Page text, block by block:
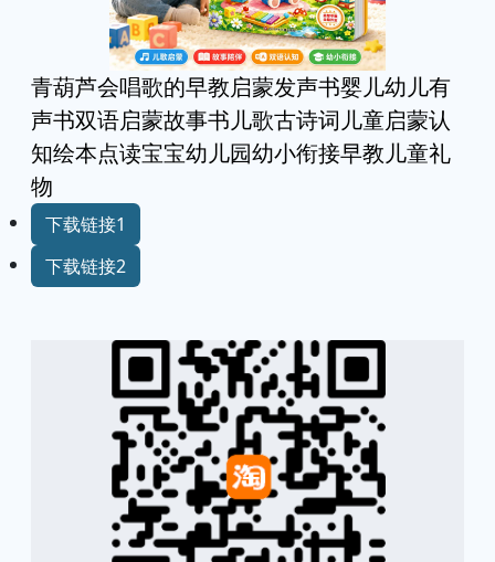
青葫芦会唱歌的早教启蒙发声书婴儿幼儿有
声书双语启蒙故事书儿歌古诗词儿童启蒙认
知绘本点读宝宝幼儿园幼小衔接早教儿童礼
物
下载链接1
下载链接2